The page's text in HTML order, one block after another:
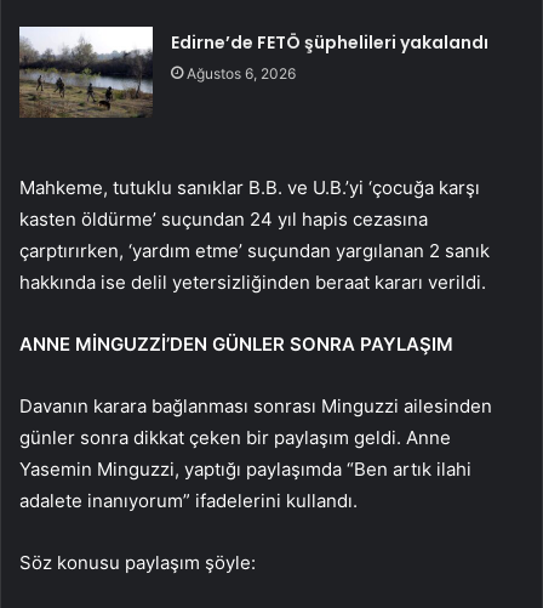
Edirne’de FETÖ şüphelileri yakalandı
Ağustos 6, 2026
Mahkeme, tutuklu sanıklar B.B. ve U.B.’yi ‘çocuğa karşı
kasten öldürme’ suçundan 24 yıl hapis cezasına
çarptırırken, ‘yardım etme’ suçundan yargılanan 2 sanık
hakkında ise delil yetersizliğinden beraat kararı verildi.
ANNE MİNGUZZİ’DEN GÜNLER SONRA PAYLAŞIM
Davanın karara bağlanması sonrası Minguzzi ailesinden
günler sonra dikkat çeken bir paylaşım geldi. Anne
Yasemin Minguzzi, yaptığı paylaşımda “Ben artık ilahi
adalete inanıyorum” ifadelerini kullandı.
Söz konusu paylaşım şöyle: